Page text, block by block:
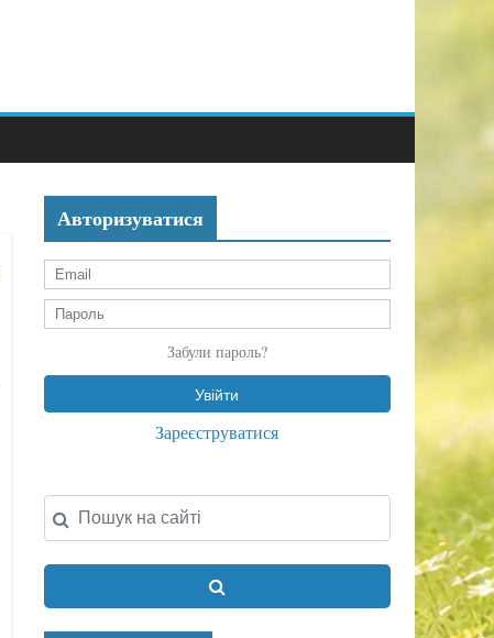
Авторизуватися
Забули пароль?
Зареєструватися